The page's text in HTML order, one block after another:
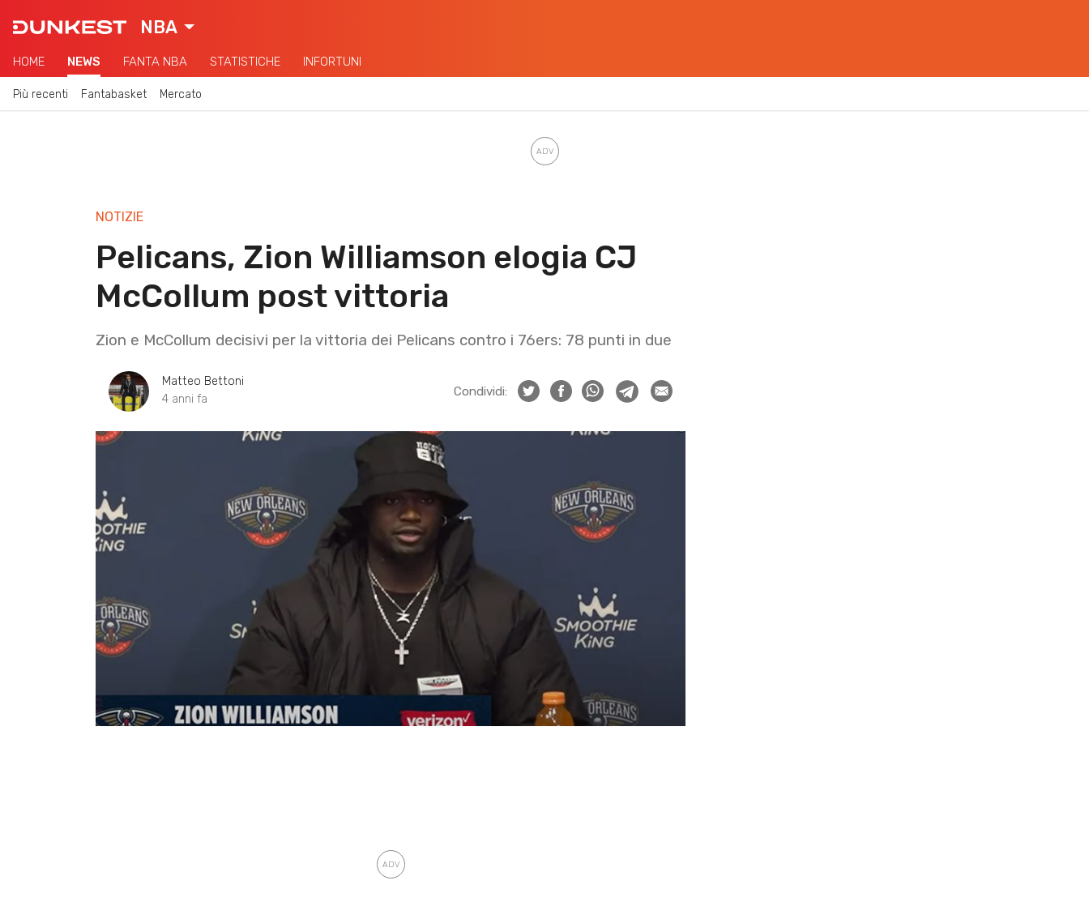
NBA
HOME NEWS FANTA NBA STATISTICHE INFORTUNI
Più recenti Fantabasket Mercato
NOTIZIE
Pelicans, Zion Williamson elogia CJ
McCollum post vittoria
Zion e McCollum decisivi per la vittoria dei Pelicans contro i 76ers: 78 punti in due
Matteo Bettoni
4 anni fa
Condividi: